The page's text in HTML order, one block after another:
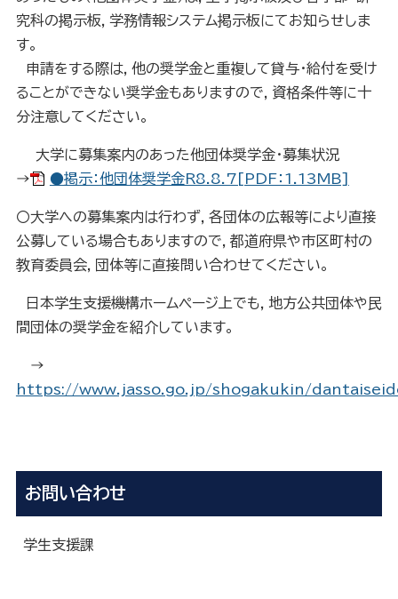
究科の掲示板，学務情報システム掲示板にてお知らせしま
す。
申請をする際は，他の奨学金と重複して貸与・給付を受け
ることができない奨学金もありますので，資格条件等に十
分注意してください。
大学に募集案内のあった他団体奨学金・募集状況
→
●掲示：他団体奨学金R8.8.7[PDF：1.13MB]
〇大学への募集案内は行わず，各団体の広報等により直接
公募している場合もありますので，都道府県や市区町村の
教育委員会，団体等に直接問い合わせてください。
日本学生支援機構ホームページ上でも，地方公共団体や民
間団体の奨学金を紹介しています。
→
https://www.jasso.go.jp/shogakukin/
お問い合わせ
学生支援課